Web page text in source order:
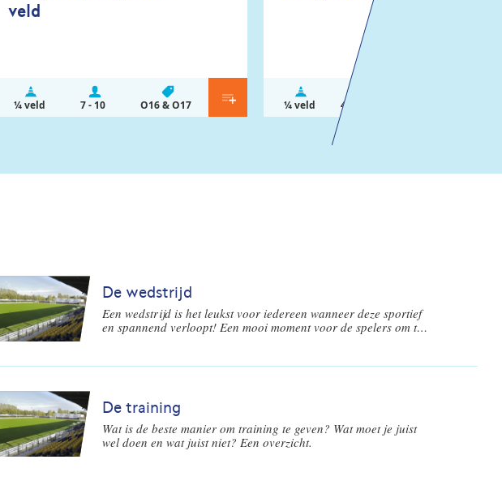
veld
¼ veld 7 - 10 O16 & O17 ¼ veld 4 - 8
De wedstrijd
Een wedstrijd is het leukst voor iedereen wanneer deze sportief
en spannend verloopt! Een mooi moment voor de spelers om te
kun je dit als voetbalcoach het beste begeleiden voor, tijdens en
De training
Wat is de beste manier om training te geven? Wat moet je juist
wel doen en wat juist niet? Een overzicht.